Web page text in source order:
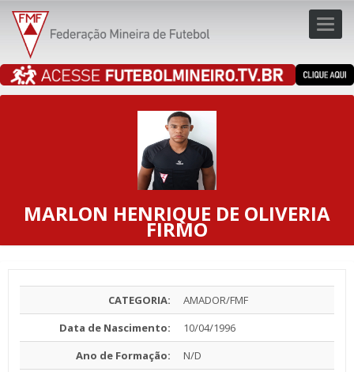
MARLON HENRIQUE DE OLIVERIA
FIRMO
CATEGORIA:
AMADOR/FMF
Data de Nascimento:
10/04/1996
Ano de Formação:
N/D